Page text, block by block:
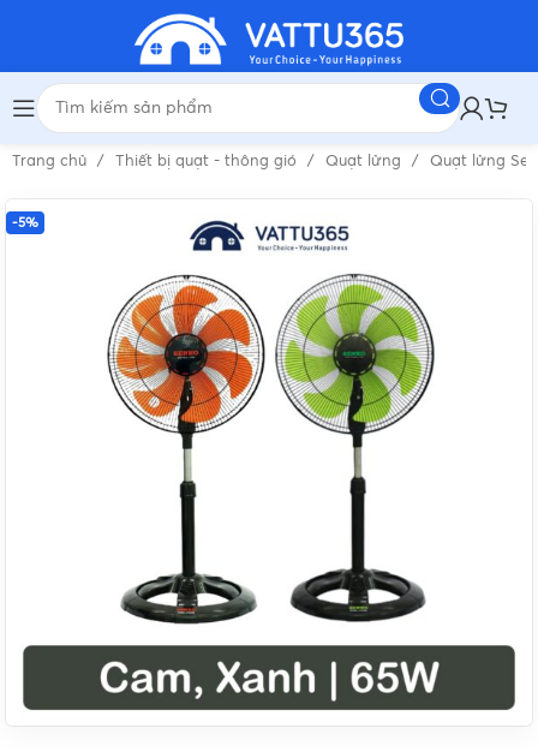
Trang chủ Thiết bị quạt - thông gió Quạt lửng Quạt lửng
-5%